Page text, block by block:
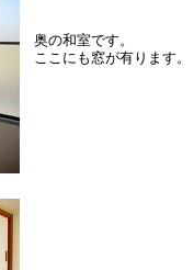
奥の和室です。
ここにも窓が有ります。